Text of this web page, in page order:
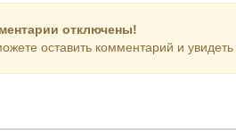
отключены!
оставить комментарий и